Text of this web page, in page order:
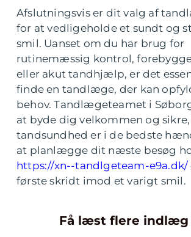
Afslutningsvis er dit valg af
for at vedligeholde et sundt og
smil. Uanset om du har brug for
rutinemæssig kontrol,
eller akut tandhjælp, er det
finde en tandlæge, der kan
behov. Tandlægeteamet i
at byde dig velkommen og
tandsundhed er i de bedste
at planlægge dit næste besøg
https://xn--tandlgeteam-e9a.dk/
første skridt imod et varigt smil.
Få læst flere indlæg